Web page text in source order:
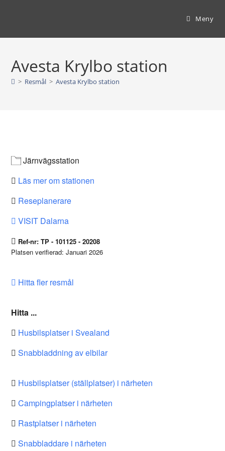
Meny
Avesta Krylbo station
> Resmål > Avesta Krylbo station
Järnvägsstation
Läs mer om stationen
Reseplanerare
VISIT Dalarna
Ref-nr: TP - 101125 - 20208
Platsen verifierad: Januari 2026
Hitta fler resmål
Hitta ...
Husbilsplatser i Svealand
Snabbladdning av elbilar
Husbilsplatser (ställplatser) i närheten
Campingplatser i närheten
Rastplatser i närheten
Snabbladdare i närheten